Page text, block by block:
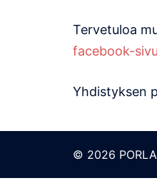
Tervetuloa
facebook-
Yhdistyksen
© 2026